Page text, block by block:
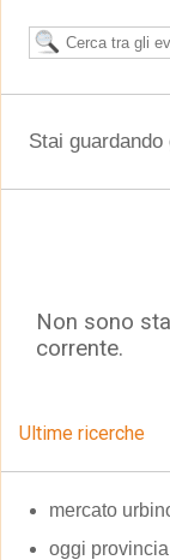
Stai
Non sono
corrente.
Ultime ricerche
mercato
oggi